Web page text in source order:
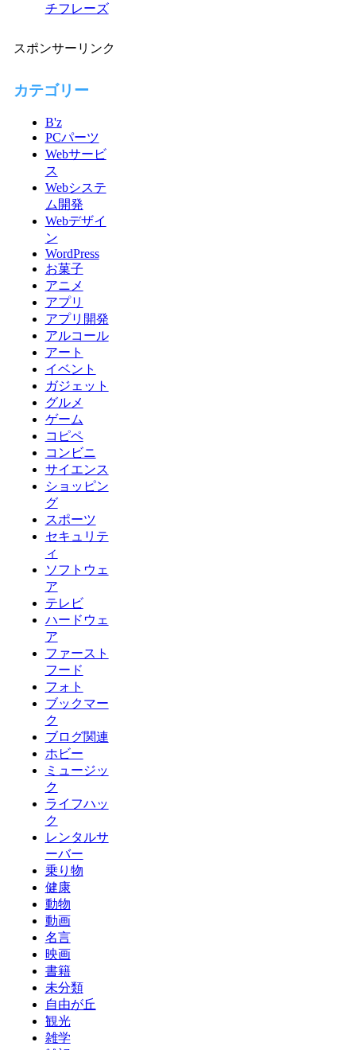
チフレーズ
スポンサーリンク
カテゴリー
B'z
PCパーツ
Webサービ
ス
Webシステ
ム開発
Webデザイ
ン
WordPress
お菓子
アニメ
アプリ
アプリ開発
アルコール
アート
イベント
ガジェット
グルメ
ゲーム
コピペ
コンビニ
サイエンス
ショッピン
グ
スポーツ
セキュリテ
ィ
ソフトウェ
ア
テレビ
ハードウェ
ア
ファースト
フード
フォト
ブックマー
ク
ブログ関連
ホビー
ミュージッ
ク
ライフハッ
ク
レンタルサ
ーバー
乗り物
健康
動物
動画
名言
映画
書籍
未分類
自由が丘
観光
雑学